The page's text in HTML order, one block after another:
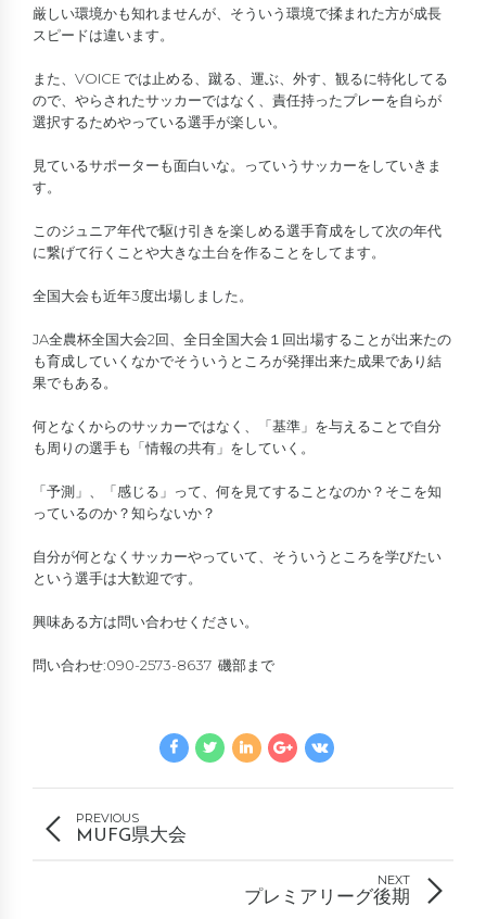
厳しい環境かも知れませんが、そういう環境で揉まれた方が成長
スピードは違います。
また、VOICE では止める、蹴る、運ぶ、外す、観るに特化してる
ので、やらされたサッカーではなく、責任持ったプレーを自らが
選択するためやっている選手が楽しい。
見ているサポーターも面白いな。っていうサッカーをしていきま
す。
このジュニア年代で駆け引きを楽しめる選手育成をして次の年代
に繋げて行くことや大きな土台を作ることをしてます。
全国大会も近年3度出場しました。
JA全農杯全国大会2回、全日全国大会１回出場することが出来たの
も育成していくなかでそういうところが発揮出来た成果であり結
果でもある。
何となくからのサッカーではなく、「基準」を与えることで自分
も周りの選手も「情報の共有」をしていく。
「予測」、「感じる」って、何を見てすることなのか？そこを知
っているのか？知らないか？
自分が何となくサッカーやっていて、そういうところを学びたい
という選手は大歓迎です。
興味ある方は問い合わせください。
問い合わせ:090-2573-8637 磯部まで
PREVIOUS
MUFG県大会
NEXT
プレミアリーグ後期